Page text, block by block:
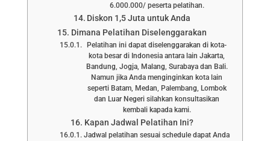
6.000.000/ peserta pelatihan.
Diskon 1,5 Juta untuk Anda
Dimana Pelatihan Diselenggarakan
Pelatihan ini dapat diselenggarakan di kota-
kota besar di Indonesia antara lain Jakarta,
Bandung, Jogja, Malang, Surabaya dan Bali.
Namun jika Anda menginginkan kota lain
seperti Batam, Medan, Palembang, Lombok
dan Luar Negeri silahkan konsultasikan
kembali kapada kami.
Kapan Jadwal Pelatihan Ini?
Jadwal pelatihan sesuai schedule dapat Anda